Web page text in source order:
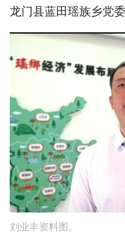
龙门县蓝田瑶族乡党委
刘业丰资料图。